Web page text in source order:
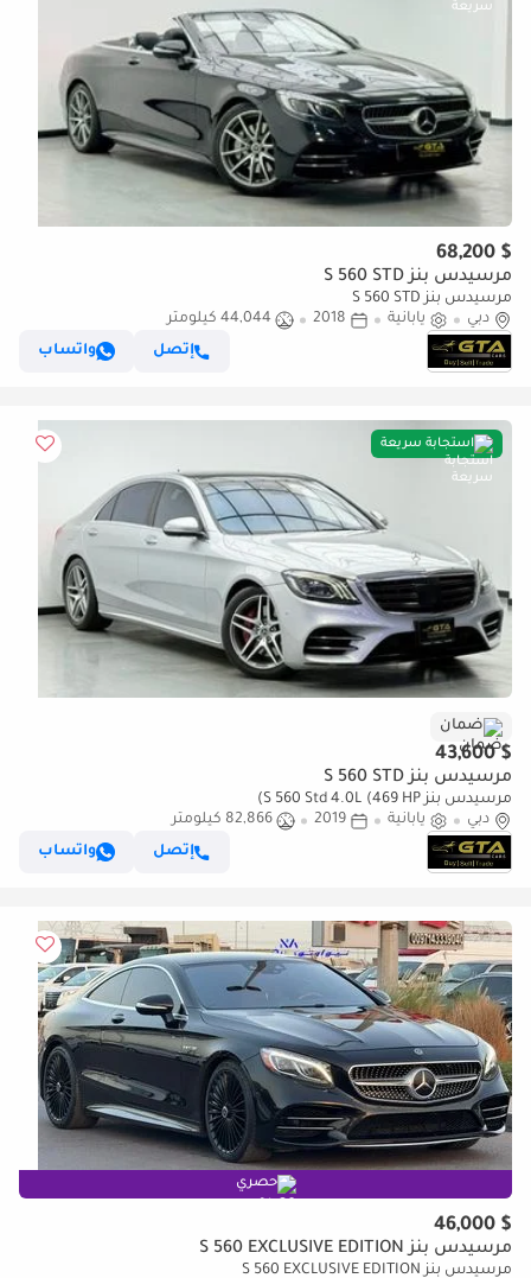
$ 68,200
مرسيدس بنز S 560 STD
مرسيدس بنز S 560 STD
دبي
يابانية 2018
44,044 كيلومتر
إتصل
واتساب
استجابة سريعة
ضمان
$ 43,600
مرسيدس بنز S 560 STD
مرسيدس بنز S 560 Std 4.0L (469 HP)
دبي
يابانية 2019
82,866 كيلومتر
إتصل
واتساب
حصري
$ 46,000
مرسيدس بنز S 560 EXCLUSIVE EDITION
مرسيدس بنز S 560 EXCLUSIVE EDITION